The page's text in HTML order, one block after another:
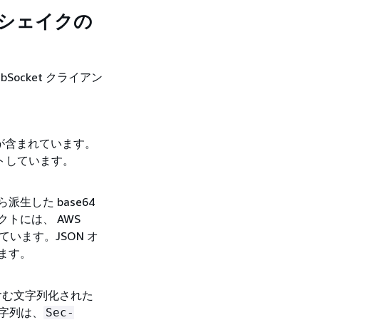
ェイクの
クライアン
まれています。
ています。
派生した base64
トには、 AWS
います。JSON オ
。
文字列化された
は、
Sec-